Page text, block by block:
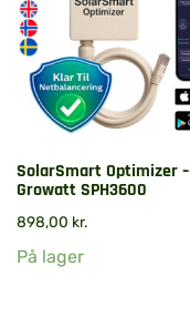
SolarSmart Optimizer –
Growatt SPH3600
898,00 kr.
På lager